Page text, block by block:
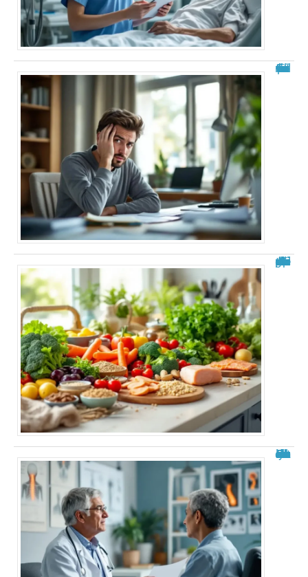
Fourmillements dans la tête : explications
Aliments à éviter après une ablation de la vésicule : guide complet
Roland Cayrol malade du cancer : état des rumeurs et réalités